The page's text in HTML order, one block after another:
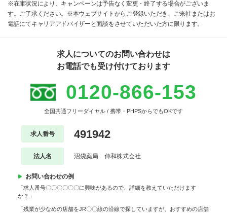
※在庫状況により、キャンペーンは予告なく変更・終了する場合がございま
す。ご了承ください。※本ウェブサイトからご登録いただき、ご来社またはお
電話にてキャリアアドバイザーと面談をさせていただいた方に限ります。
求人についてのお問い合わせは
お電話でも受け付けております
0120-866-153
全国共通フリーダイヤル / 携帯・PHPSからでもOKです
求人番号 491942
法人名 沼袋薬局 伸和株式会社
お問い合わせの例
「求人番号〇〇〇〇〇〇に興味があるので、詳細を教えていただけます
か？」
「残業が少なめの店舗をJR〇〇線の沿線で探していますが、おすすめの店舗